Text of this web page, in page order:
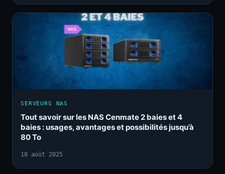
SERVEURS NAS
Tout savoir sur les NAS Cenmate 2 baies et 4
baies : usages, avantages et possibilités jusqu’à
80 To
18 août 2025